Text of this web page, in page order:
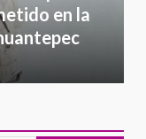
en la